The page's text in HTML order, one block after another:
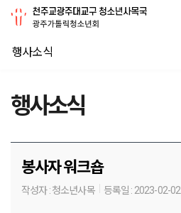
행사소식
행사소식
봉사자 워크숍
작성자 :청소년사목 등록일 : 2023-02-02